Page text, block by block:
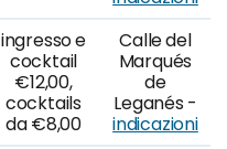
ingresso e
cocktail
€12,00,
cocktails
da €8,00
Calle del
Marqués
de
Leganés -
indicazioni